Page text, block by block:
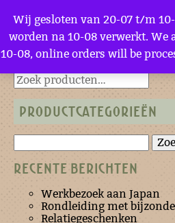
Terug naar de homepage
PRODUCTCATEGORIEËN
Zoeken
naar:
RECENTE BERICHTEN
Werkbezoek aan Japan
Rondleiding met
Relatiegeschenken
Wij gesloten van 20-07 t/m
worden na 10-08 verwerkt. We
10-08, online orders will be